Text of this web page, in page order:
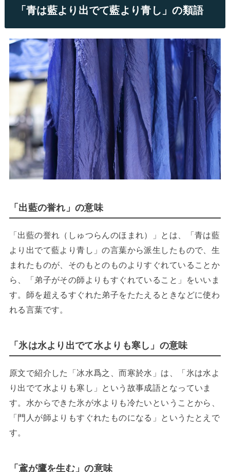
「青は藍より出でて藍より青し」の類語
「出藍の誉れ」の意味
「出藍の誉れ（しゅつらんのほまれ）」とは、「青は藍
より出でて藍より青し」の言葉から派生したもので、生
まれたものが、そのもとのものよりすぐれていることか
ら、「弟子がその師よりもすぐれていること」をいいま
す。師を超えるすぐれた弟子をたたえるときなどに使わ
れる言葉です。
「氷は水より出でて水よりも寒し」の意味
原文で紹介した「冰水爲之、而寒於水」は、「氷は水よ
り出でて水よりも寒し」という故事成語となっていま
す。水からできた氷が水よりも冷たいということから、
「門人が師よりもすぐれたものになる」というたとえで
す。
「鳶が鷹を生む」の意味